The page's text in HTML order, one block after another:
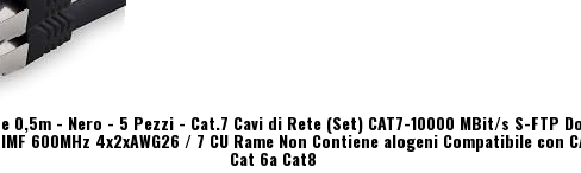
0,5m - Nero - 5 Pezzi - Cat.7 Cavi di Rete (Set) CAT7-10000 MBit/s S-FTP
600MHz 4x2xAWG26 / 7 CU Rame Non Contiene alogeni Compatibile con
Cat 6a Cat8